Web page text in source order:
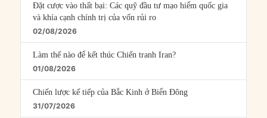
Đặt cược vào thất bại: Các quỹ đầu tư mạo hiểm quốc gia
và khía cạnh chính trị của vốn rủi ro
02/08/2026
Làm thế nào để kết thúc Chiến tranh Iran?
01/08/2026
Chiến lược kế tiếp của Bắc Kinh ở Biển Đông
31/07/2026